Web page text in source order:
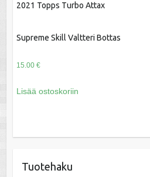
2021 Topps Turbo Attax
Supreme Skill Valtteri Bottas
15.00 €
Lisää ostoskoriin
Tuotehaku